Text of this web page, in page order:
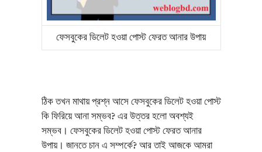
ফেসবুকের ডিলেট হওয়া পোস্ট ফেরত আনার উপায়
ঠিক তখন মাথায় প্রশ্ন আসে ফেসবুকের ডিলেট হওয়া পোস্ট
কি ফিরিয়ে আনা সম্ভব? এর উত্তর হলো অবশ্যই
সম্ভব। ফেসবুকের ডিলেট হওয়া পোস্ট ফেরত আনার
উপায়। জানতে চান এ সম্পর্কে? আর তাই আজকে আমরা